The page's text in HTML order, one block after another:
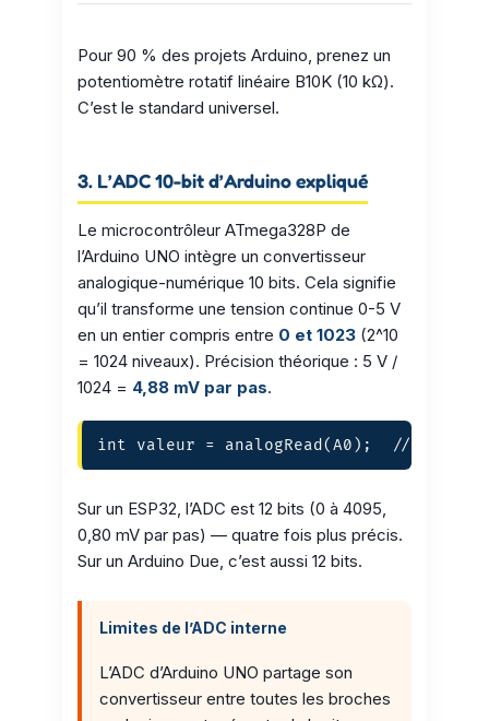
Pour 90 % des projets Arduino, prenez un
potentiomètre rotatif linéaire B10K (10 kΩ).
C’est le standard universel.
3. L’ADC 10-bit d’Arduino expliqué
Le microcontrôleur ATmega328P de
l’Arduino UNO intègre un convertisseur
analogique-numérique 10 bits. Cela signifie
qu’il transforme une tension continue 0-5 V
en un entier compris entre 0 et 1023 (2^10
= 1024 niveaux). Précision théorique : 5 V /
1024 = 4,88 mV par pas.
int valeur = analogRead(A0);  // 0 a
Sur un ESP32, l’ADC est 12 bits (0 à 4095,
0,80 mV par pas) — quatre fois plus précis.
Sur un Arduino Due, c’est aussi 12 bits.
Limites de l’ADC interne
L’ADC d’Arduino UNO partage son
convertisseur entre toutes les broches